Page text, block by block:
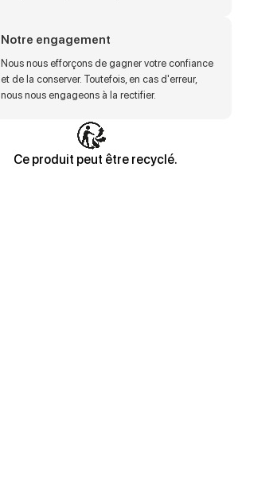
Notre engagement
Nous nous efforçons de gagner votre confiance
et de la conserver. Toutefois, en cas d'erreur,
nous nous engageons à la rectifier.
Ce produit peut être recyclé.